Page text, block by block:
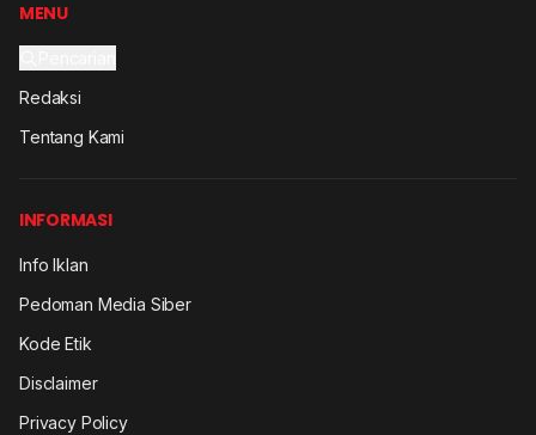
MENU
Redaksi
Tentang Kami
INFORMASI
Info Iklan
Pedoman Media Siber
Kode Etik
Disclaimer
Privacy Policy